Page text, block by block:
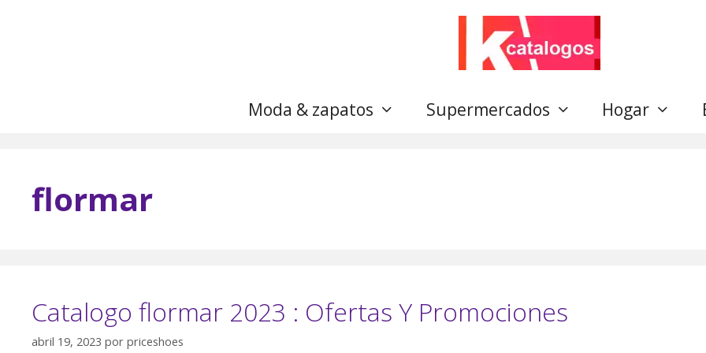
Moda & zapatos Supermercados Hogar
flormar
Catalogo flormar 2023 : Ofertas Y Promociones
abril 19, 2023 por priceshoes